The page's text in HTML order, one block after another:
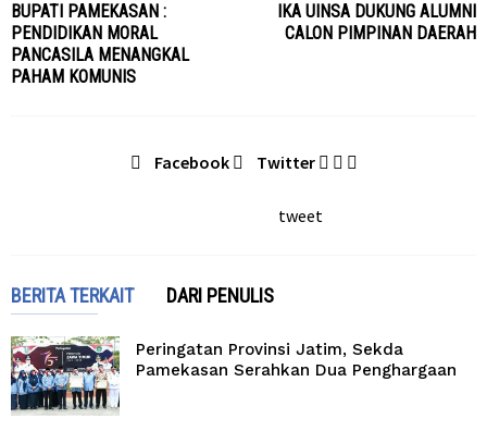
BUPATI PAMEKASAN :
PENDIDIKAN MORAL
PANCASILA MENANGKAL
PAHAM KOMUNIS
IKA UINSA DUKUNG ALUMNI
CALON PIMPINAN DAERAH
Facebook Twitter
tweet
BERITA TERKAIT DARI PENULIS
Peringatan Provinsi Jatim, Sekda
Pamekasan Serahkan Dua Penghargaan